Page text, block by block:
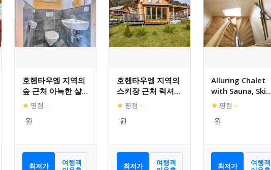
호헨타우엠 지역의
숲 근처 아늑한 샬
레
★ 평점 –
최저가
여행객
호헨타우엠 지역의
스키장 근처 럭셔리
샬레
★ 평점 –
최저가
여행객
Alluring Chalet
with Sauna, Ski
Boot Heaters,
Camping Cot
★ 평점 –
최저가
여행객